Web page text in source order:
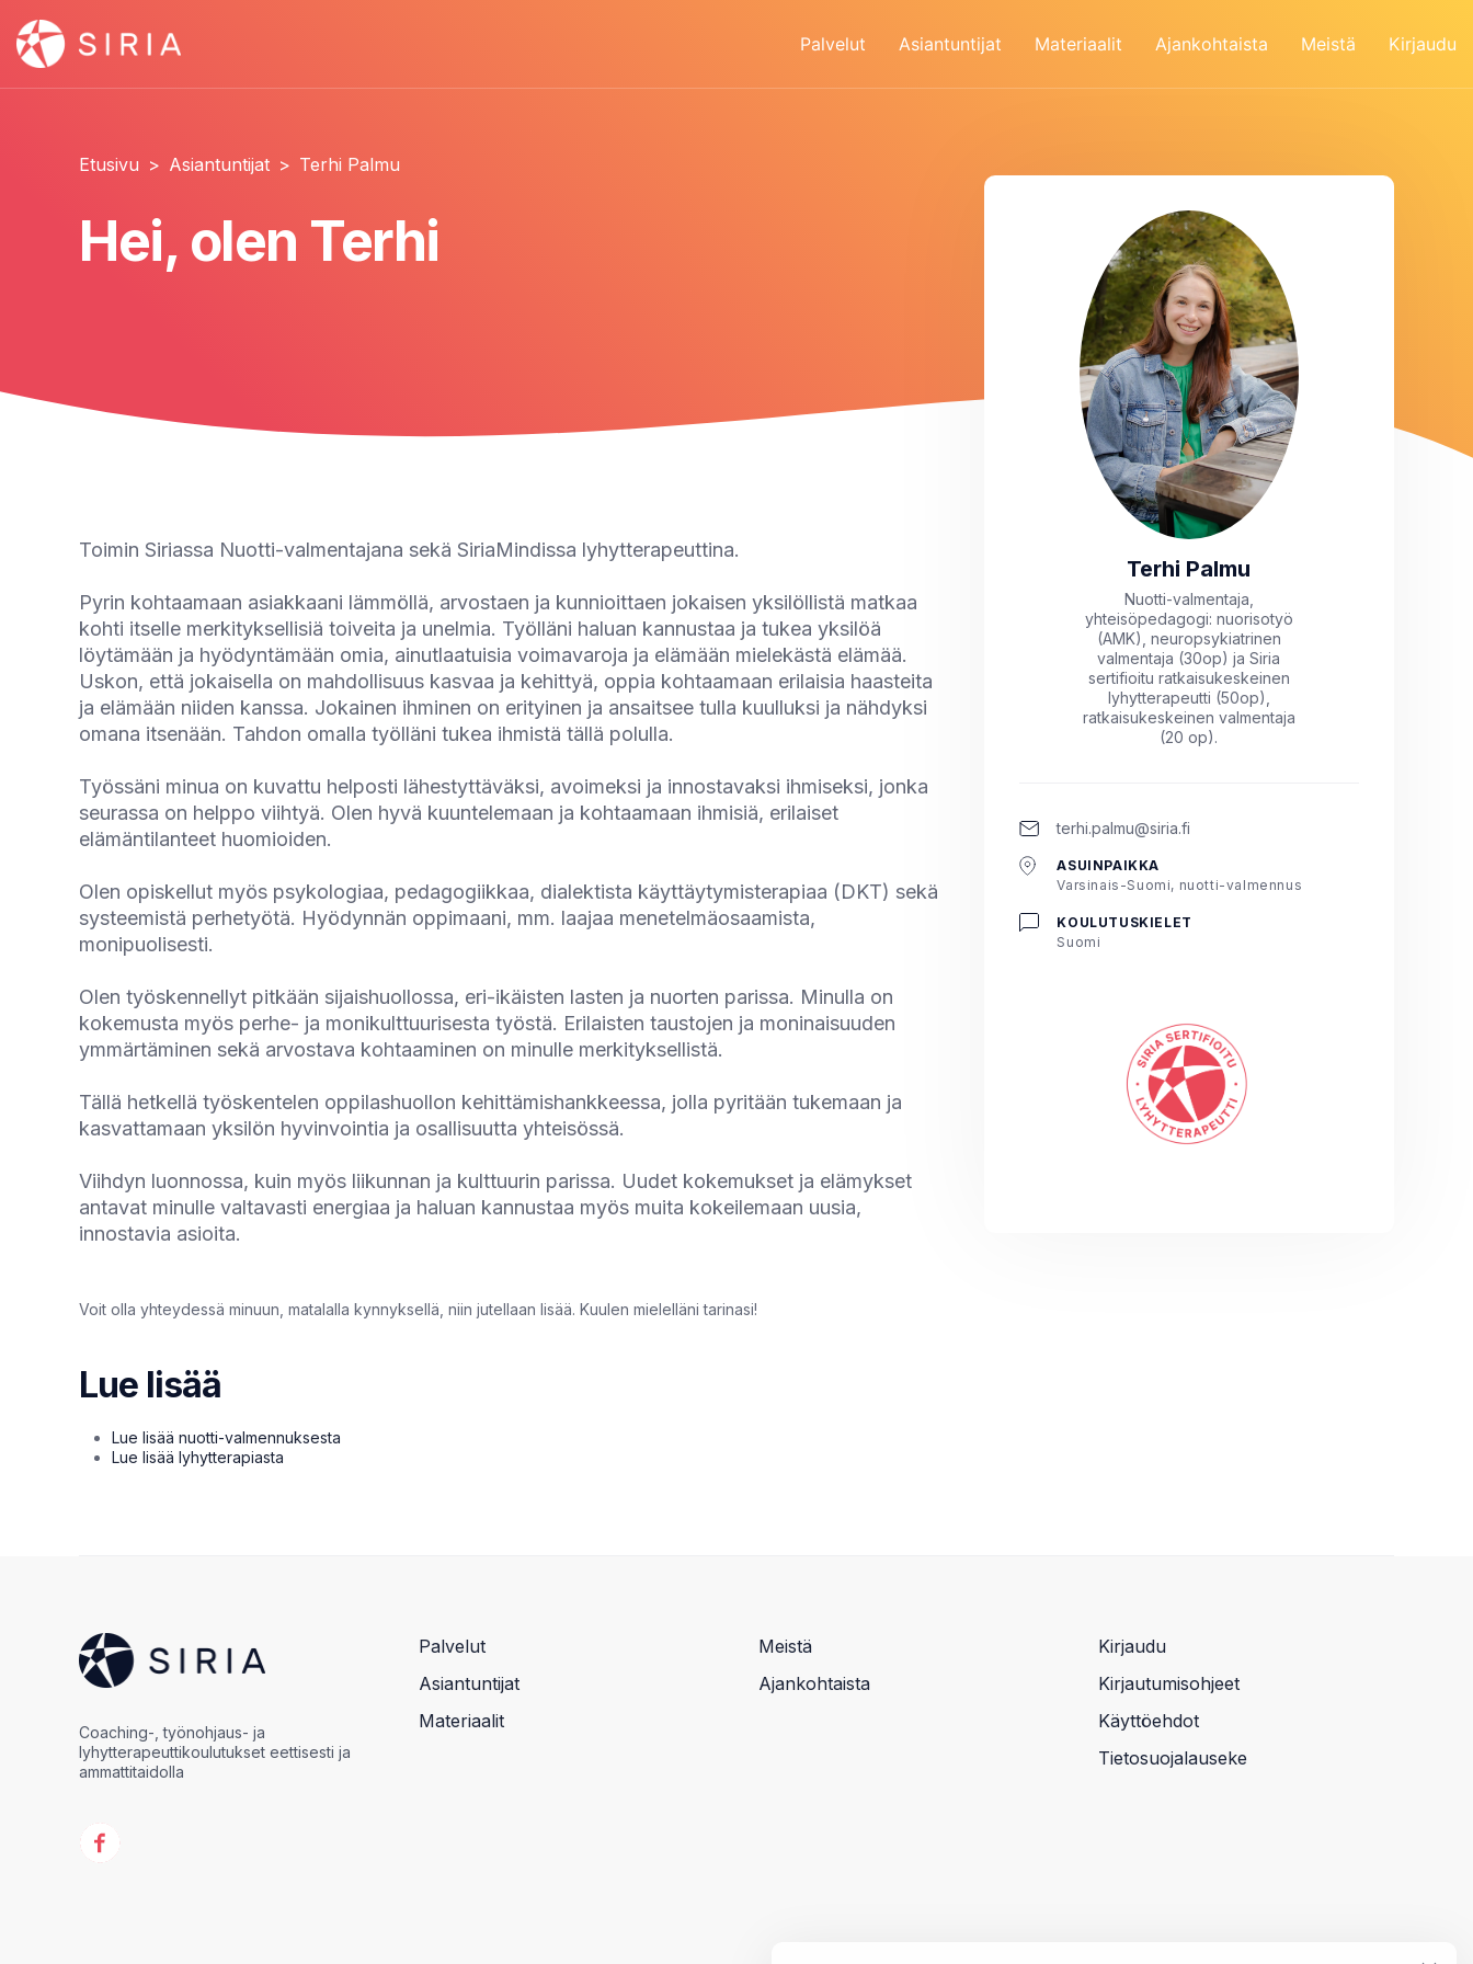
Palvelut Asiantuntijat Materiaalit Ajankohtaista Meistä Kirjaudu
Etusivu > Asiantuntijat > Terhi Palmu
Hei, olen Terhi
Toimin Siriassa Nuotti-valmentajana sekä SiriaMindissa lyhytterapeuttina.
Pyrin kohtaamaan asiakkaani lämmöllä, arvostaen ja kunnioittaen jokaisen yksilöllistä matkaa
kohti itselle merkityksellisiä toiveita ja unelmia. Työlläni haluan kannustaa ja tukea yksilöä
löytämään ja hyödyntämään omia, ainutlaatuisia voimavaroja ja elämään mielekästä elämää.
Uskon, että jokaisella on mahdollisuus kasvaa ja kehittyä, oppia kohtaamaan erilaisia haasteita
ja elämään niiden kanssa. Jokainen ihminen on erityinen ja ansaitsee tulla kuulluksi ja nähdyksi
omana itsenään. Tahdon omalla työlläni tukea ihmistä tällä polulla.
Työssäni minua on kuvattu helposti lähestyttäväksi, avoimeksi ja innostavaksi ihmiseksi, jonka
seurassa on helppo viihtyä. Olen hyvä kuuntelemaan ja kohtaamaan ihmisiä, erilaiset
elämäntilanteet huomioiden.
Olen opiskellut myös psykologiaa, pedagogiikkaa, dialektista käyttäytymisterapiaa (DKT) sekä
systeemistä perhetyötä. Hyödynnän oppimaani, mm. laajaa menetelmäosaamista,
monipuolisesti.
Olen työskennellyt pitkään sijaishuollossa, eri-ikäisten lasten ja nuorten parissa. Minulla on
kokemusta myös perhe- ja monikulttuurisesta työstä. Erilaisten taustojen ja moninaisuuden
ymmärtäminen sekä arvostava kohtaaminen on minulle merkityksellistä.
Tällä hetkellä työskentelen oppilashuollon kehittämishankkeessa, jolla pyritään tukemaan ja
kasvattamaan yksilön hyvinvointia ja osallisuutta yhteisössä.
Viihdyn luonnossa, kuin myös liikunnan ja kulttuurin parissa. Uudet kokemukset ja elämykset
antavat minulle valtavasti energiaa ja haluan kannustaa myös muita kokeilemaan uusia,
innostavia asioita.
Voit olla yhteydessä minuun, matalalla kynnyksellä, niin jutellaan lisää. Kuulen mielelläni tarinasi!
Lue lisää
Lue lisää nuotti-valmennuksesta
Lue lisää lyhytterapiasta
Terhi Palmu
Nuotti-valmentaja,
yhteisöpedagogi: nuorisotyö
(AMK), neuropsykiatrinen
valmentaja (30op) ja Siria
sertifioitu ratkaisukeskeinen
lyhytterapeutti (50op),
ratkaisukeskeinen valmentaja
(20 op).
terhi.palmu@siria.fi
ASUINPAIKKA
Varsinais-Suomi, nuotti-valmennus
KOULUTUSKIELET
Suomi
Coaching-, työnohjaus- ja
lyhytterapeuttikoulutukset eettisesti ja
ammattitaidolla
Palvelut
Asiantuntijat
Materiaalit
Meistä
Ajankohtaista
Kirjaudu
Kirjautumisohjeet
Käyttöehdot
Tietosuojalauseke